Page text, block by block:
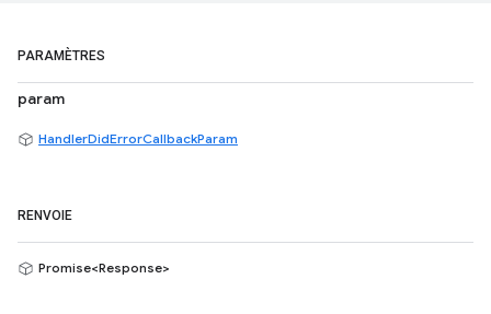
PARAMÈTRES
param
HandlerDidErrorCallbackParam
RENVOIE
Promise<Response>